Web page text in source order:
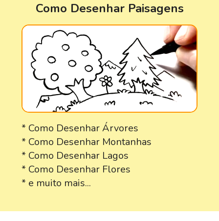
Como Desenhar Paisagens
* Como Desenhar Árvores
* Como Desenhar Montanhas
* Como Desenhar Lagos
* Como Desenhar Flores
* e muito mais...